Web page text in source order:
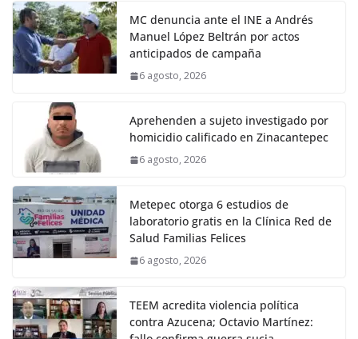
MC denuncia ante el INE a Andrés
Manuel López Beltrán por actos
anticipados de campaña
6 agosto, 2026
Aprehenden a sujeto investigado por
homicidio calificado en Zinacantepec
6 agosto, 2026
Metepec otorga 6 estudios de
laboratorio gratis en la Clínica Red de
Salud Familias Felices
6 agosto, 2026
TEEM acredita violencia política
contra Azucena; Octavio Martínez: